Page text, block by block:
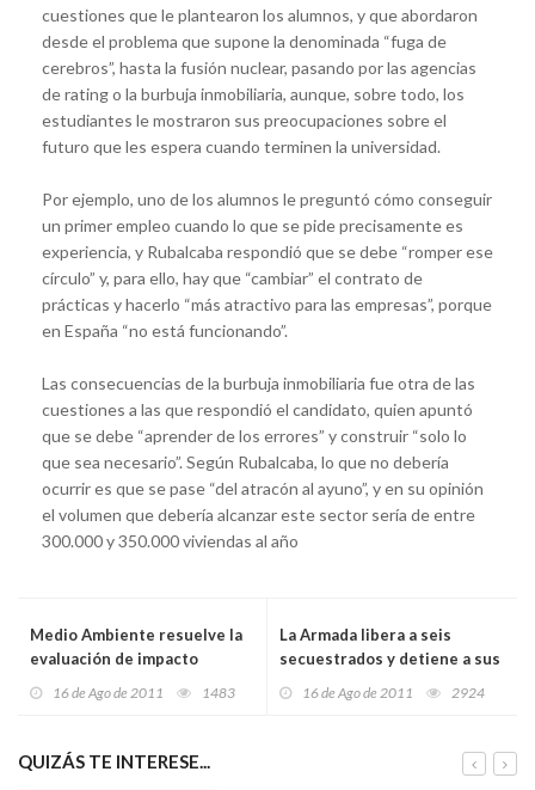
cuestiones que le plantearon los alumnos, y que abordaron
desde el problema que supone la denominada “fuga de
cerebros”, hasta la fusión nuclear, pasando por las agencias
de rating o la burbuja inmobiliaria, aunque, sobre todo, los
estudiantes le mostraron sus preocupaciones sobre el
futuro que les espera cuando terminen la universidad.
Por ejemplo, uno de los alumnos le preguntó cómo conseguir
un primer empleo cuando lo que se pide precisamente es
experiencia, y Rubalcaba respondió que se debe “romper ese
círculo” y, para ello, hay que “cambiar” el contrato de
prácticas y hacerlo “más atractivo para las empresas”, porque
en España “no está funcionando”.
Las consecuencias de la burbuja inmobiliaria fue otra de las
cuestiones a las que respondió el candidato, quien apuntó
que se debe “aprender de los errores” y construir “solo lo
que sea necesario”. Según Rubalcaba, lo que no debería
ocurrir es que se pase “del atracón al ayuno”, y en su opinión
el volumen que debería alcanzar este sector sería de entre
300.000 y 350.000 viviendas al año
Medio Ambiente resuelve la
evaluación de impacto
Madrid-Lisboa
16 de Ago de 2011 1483
La Armada libera a seis
secuestrados y detiene a sus
16 de Ago de 2011 2924
QUIZÁS TE INTERESE...